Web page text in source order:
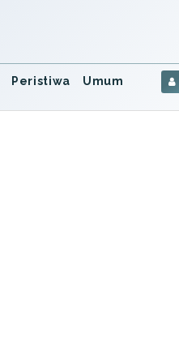
Peristiwa Umum